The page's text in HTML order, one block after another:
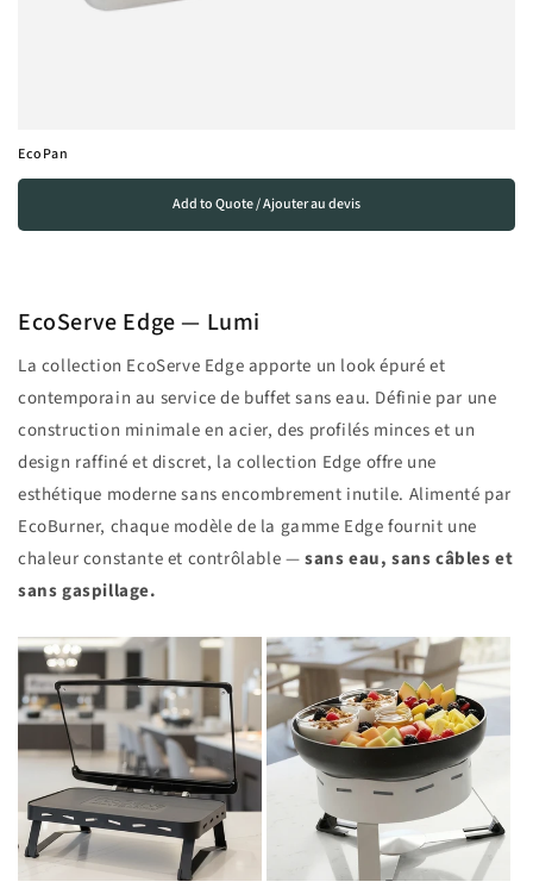
EcoPan
Add to Quote / Ajouter au devis
EcoServe Edge — Lumi
La collection EcoServe Edge apporte un look épuré et
contemporain au service de buffet sans eau. Définie par une
construction minimale en acier, des profilés minces et un
design raffiné et discret, la collection Edge offre une
esthétique moderne sans encombrement inutile. Alimenté par
EcoBurner, chaque modèle de la gamme Edge fournit une
chaleur constante et contrôlable —sans eau, sans câbles et
sans gaspillage.